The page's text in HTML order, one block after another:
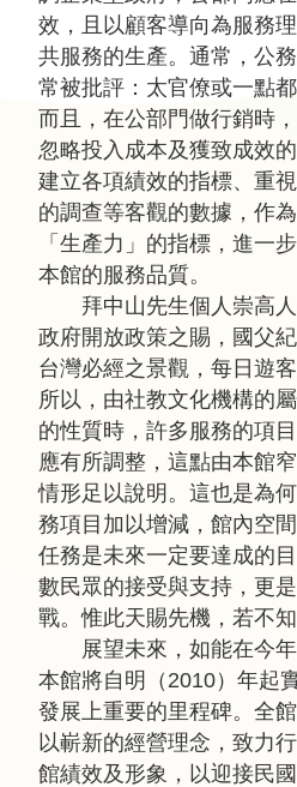
效，且以顧客導向為服務
共服務的生產。通常，公
常被批評：太官僚或一點
而且，在公部門做行銷時
忽略投入成本及獲致成效
建立各項績效的指標、重
的調查等客觀的數據，作
「生產力」的指標，進一
本館的服務品質。
拜中山先生個人崇高人
政府開放政策之賜，國父
台灣必經之景觀，每日遊
所以，由社教文化機構的
的性質時，許多服務的項
應有所調整，這點由本館
情形足以說明。這也是為
務項目加以增減，館內空
任務是未來一定要達成的
數民眾的接受與支持，更
戰。惟此天賜先機，若不
展望未來，如能在今年
本館將自明（2010）年起
發展上重要的里程碑。全
以嶄新的經營理念，致力
館績效及形象，以迎接民